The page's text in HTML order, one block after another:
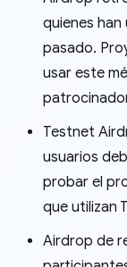
quienes
pasado.
usar este
Testnet
usuarios
probar el
que utilizan
Airdrop de